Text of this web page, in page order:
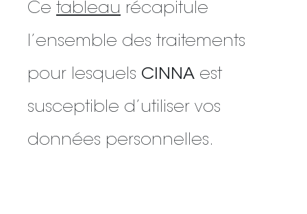
Ce tableau récapitule
l’ensemble des traitements
pour lesquels CINNA est
susceptible d’utiliser vos
données personnelles.